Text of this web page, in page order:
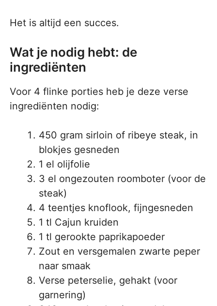
Het is altijd een succes.
Wat je nodig hebt: de
ingrediënten
Voor 4 flinke porties heb je deze verse
ingrediënten nodig:
450 gram sirloin of ribeye steak, in
blokjes gesneden
1 el olijfolie
3 el ongezouten roomboter (voor de
steak)
4 teentjes knoflook, fijngesneden
1 tl Cajun kruiden
1 tl gerookte paprikapoeder
Zout en versgemalen zwarte peper
naar smaak
Verse peterselie, gehakt (voor
garnering)